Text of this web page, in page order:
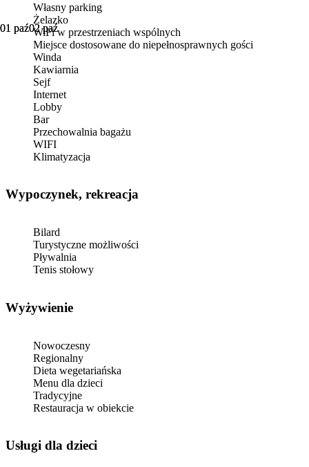
01 paź02 paź
01 paź02 paź
Własny parking
Żelazko
WiFi w przestrzeniach wspólnych
Miejsce dostosowane do niepełnosprawnych gości
Winda
Kawiarnia
Sejf
Internet
Lobby
Bar
Przechowalnia bagażu
WIFI
Klimatyzacja
Wypoczynek, rekreacja
Bilard
Turystyczne możliwości
Pływalnia
Tenis stołowy
Wyżywienie
Nowoczesny
Regionalny
Dieta wegetariańska
Menu dla dzieci
Tradycyjne
Restauracja w obiekcie
usługi dla dzieci